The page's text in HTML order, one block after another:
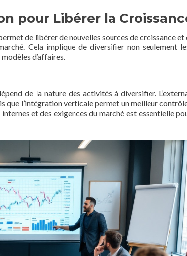
pour Libérer la
de libérer de nouvelles sources de croissance et
Cela implique de diversifier non seulement
d’affaires.
de la nature des activités à diversifier.
l’intégration verticale permet un meilleur
et des exigences du marché est essentielle